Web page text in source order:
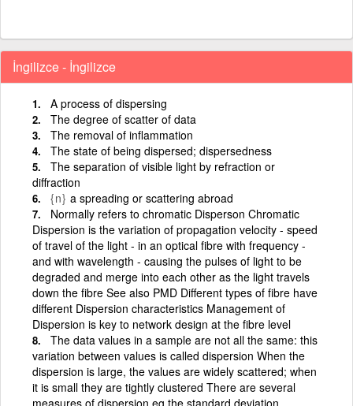
İngilizce - İngilizce
A process of dispersing
The degree of scatter of data
The removal of inflammation
The state of being dispersed; dispersedness
The separation of visible light by refraction or
diffraction
{n} a spreading or scattering abroad
Normally refers to chromatic Disperson Chromatic
Dispersion is the variation of propagation velocity - speed
of travel of the light - in an optical fibre with frequency -
and with wavelength - causing the pulses of light to be
degraded and merge into each other as the light travels
down the fibre See also PMD Different types of fibre have
different Dispersion characteristics Management of
Dispersion is key to network design at the fibre level
The data values in a sample are not all the same: this
variation between values is called dispersion When the
dispersion is large, the values are widely scattered; when
it is small they are tightly clustered There are several
measures of dispersion eg the standard deviation